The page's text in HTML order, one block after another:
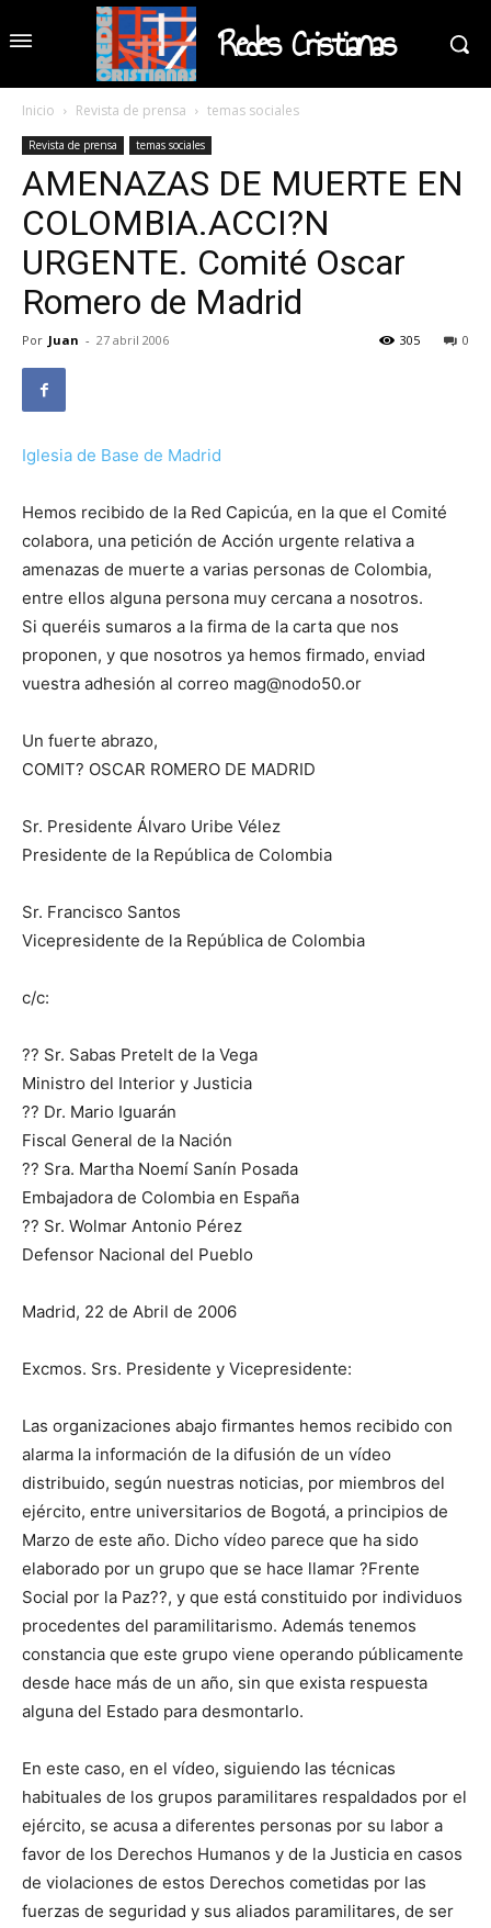
Redes Cristianas
Inicio Revista de prensa temas sociales
Revista de prensa temas sociales
AMENAZAS DE MUERTE EN
COLOMBIA.ACCI?N
URGENTE. Comité Oscar
Romero de Madrid
Por Juan - 27 abril 2006 0
305
Iglesia de Base de Madrid
Hemos recibido de la Red Capicúa, en la que el Comité
colabora, una petición de Acción urgente relativa a
amenazas de muerte a varias personas de Colombia,
entre ellos alguna persona muy cercana a nosotros.
Si queréis sumaros a la firma de la carta que nos
proponen, y que nosotros ya hemos firmado, enviad
vuestra adhesión al correo mag@nodo50.or
Un fuerte abrazo,
COMIT? OSCAR ROMERO DE MADRID
Sr. Presidente Álvaro Uribe Vélez
Presidente de la República de Colombia
Sr. Francisco Santos
Vicepresidente de la República de Colombia
c/c:
?? Sr. Sabas Pretelt de la Vega
Ministro del Interior y Justicia
?? Dr. Mario Iguarán
Fiscal General de la Nación
?? Sra. Martha Noemí Sanín Posada
Embajadora de Colombia en España
?? Sr. Wolmar Antonio Pérez
Defensor Nacional del Pueblo
Madrid, 22 de Abril de 2006
Excmos. Srs. Presidente y Vicepresidente:
Las organizaciones abajo firmantes hemos recibido con
alarma la información de la difusión de un vídeo
distribuido, según nuestras noticias, por miembros del
ejército, entre universitarios de Bogotá, a principios de
Marzo de este año. Dicho vídeo parece que ha sido
elaborado por un grupo que se hace llamar ?Frente
Social por la Paz??, y que está constituido por individuos
procedentes del paramilitarismo. Además tenemos
constancia que este grupo viene operando públicamente
desde hace más de un año, sin que exista respuesta
alguna del Estado para desmontarlo.
En este caso, en el vídeo, siguiendo las técnicas
habituales de los grupos paramilitares respaldados por el
ejército, se acusa a diferentes personas por su labor a
favor de los Derechos Humanos y de la Justicia en casos
de violaciones de estos Derechos cometidas por las
fuerzas de seguridad y sus aliados paramilitares, de ser